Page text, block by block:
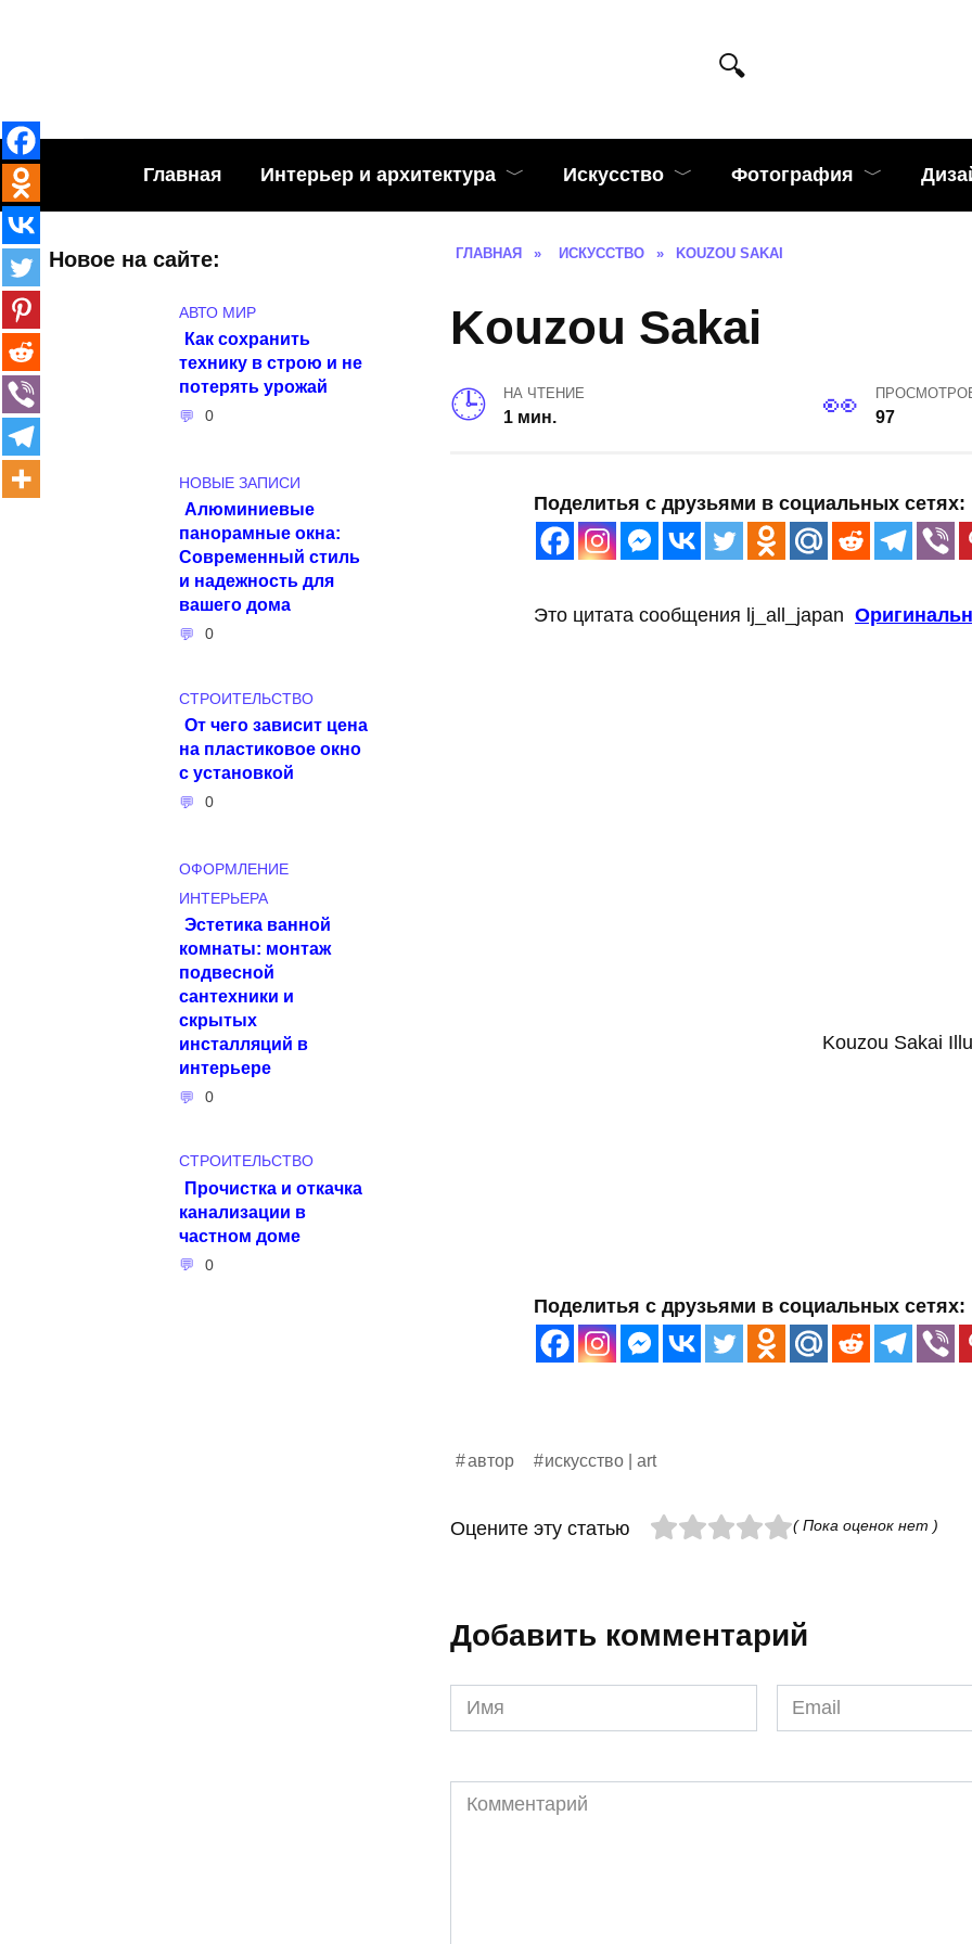
Главная Интерьер и архитектура Искусство Фотография
ГЛАВНАЯ » ИСКУССТВО » KOUZOU SAKAI
Kouzou Sakai
НА ЧТЕНИЕ
1 мин. 97
Поделитья с друзьями в социальных сетях:
Это цитата сообщения lj_all_japan
Kouzou Sakai
Поделитья с друзьями в социальных сетях:
автор искусство | art
Оцените эту статью ( Пока оценок нет )
Добавить комментарий
Имя
*
Email
*
Комментарий
Новое на сайте:
АВТО МИР
Как сохранить
технику в строю и не
потерять урожай
0
НОВЫЕ ЗАПИСИ
Алюминиевые
панорамные окна:
Современный стиль
и надежность для
вашего дома
0
СТРОИТЕЛЬСТВО
От чего зависит цена
на пластиковое окно
с установкой
0
ОФОРМЛЕНИЕ
ИНТЕРЬЕРА
Эстетика ванной
комнаты: монтаж
подвесной
сантехники и
скрытых
инсталляций в
интерьере
0
СТРОИТЕЛЬСТВО
Прочистка и откачка
канализации в
частном доме
0